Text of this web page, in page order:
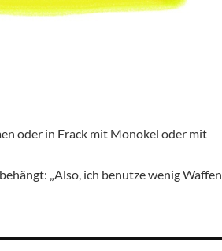
oder in Frack mit Monokel oder mit
„Also, ich benutze wenig Waffen